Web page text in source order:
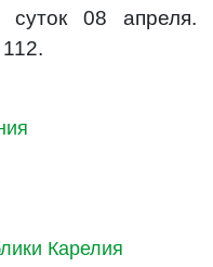
Карелия
суток 08 апреля.